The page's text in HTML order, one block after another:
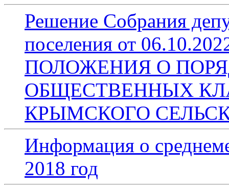
Решение Собрания
поселения от
ПОЛОЖЕНИЯ О
ОБЩЕСТВЕННЫХ
КРЫМСКОГО
Информация о
2018 год